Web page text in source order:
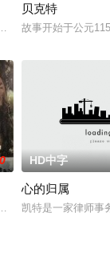
，竟成了法律界、权
贝克特
故事开始于公元
一朝鲜族女共产党员
HD中字
心的归属
凯特是一家律师事